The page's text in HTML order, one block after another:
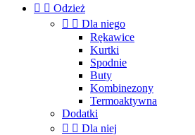
  Odzież
  Dla niego
Rękawice
Kurtki
Spodnie
Buty
Kombinezony
Termoaktywna
Dodatki
  Dla niej